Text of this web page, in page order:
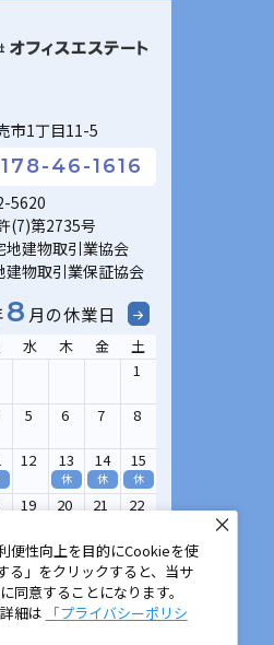
市1丁目11-5
46-1616
5620
(7)第2735号
地建物取引業協会
建物取引業保証協会
8 月の休業日
水 木 金
土
1
5 6 7 8
12 13
休
14
休
15
休
19 20 21 22
26 27 28 29
便性向上を目的にCookieを使
る」をクリックすると、当サ
同意することになります。
細は
「プライバシーポリシ